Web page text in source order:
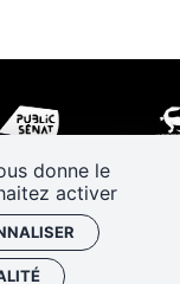
donne le
activer